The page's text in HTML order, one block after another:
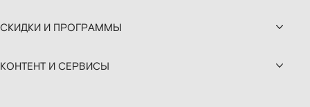
СКИДКИ И ПРОГРАММЫ
КОНТЕНТ И СЕРВИСЫ